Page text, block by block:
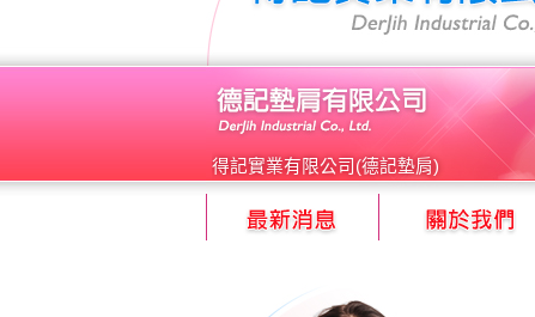
得記實業有限公司(德記墊肩)